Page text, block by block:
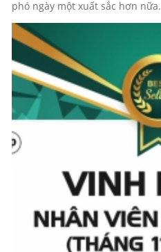
phó ngày một xuất sắc hơn nữa.